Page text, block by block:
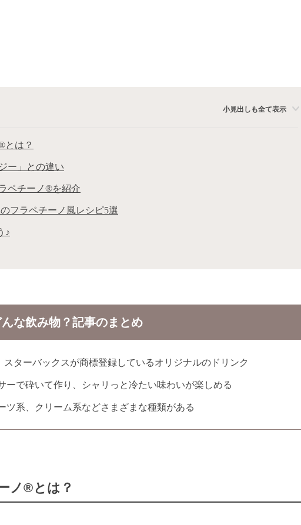
小見出しも全て表示
とは？
ー」との違い
ペチーノ®を紹介
フラペチーノ風レシピ5選
♪
な飲み物？記事のまとめ
スターバックスが商標登録しているオリジナルのドリンク
ーで砕いて作り、シャリっと冷たい味わいが楽しめる
ツ系、クリーム系などさまざまな種類がある
ノ®とは？